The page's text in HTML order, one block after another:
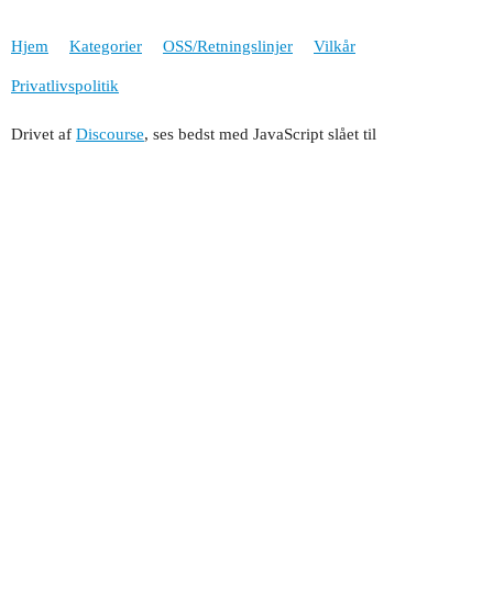
Hjem Kategorier OSS/Retningslinjer Vilkår
Privatlivspolitik
Drivet af Discourse, ses bedst med JavaScript slået til